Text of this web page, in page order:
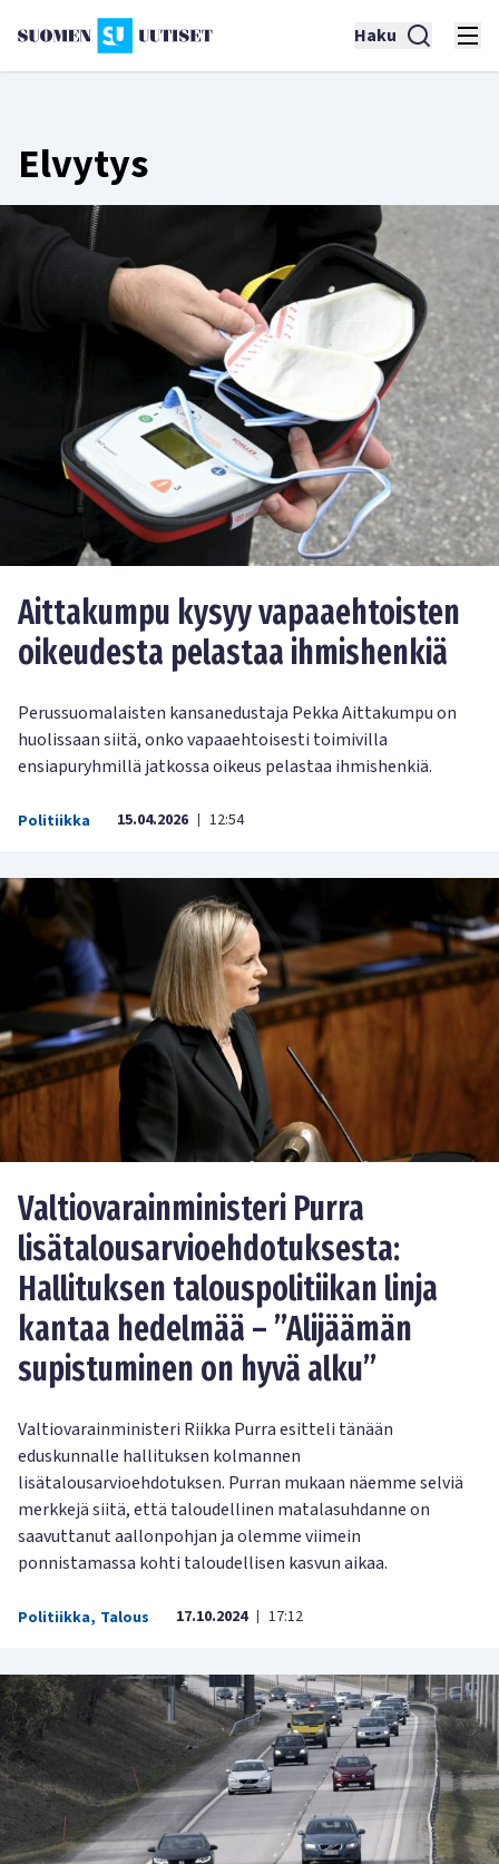
Haku
Elvytys
Aittakumpu kysyy vapaaehtoisten
oikeudesta pelastaa ihmishenkiä
Perussuomalaisten kansanedustaja Pekka Aittakumpu on
huolissaan siitä, onko vapaaehtoisesti toimivilla
ensiapuryhmillä jatkossa oikeus pelastaa ihmishenkiä.
Politiikka 15.04.2026 | 12:54
Valtiovarainministeri Purra
lisätalousarvioehdotuksesta:
Hallituksen talouspolitiikan linja
kantaa hedelmää – ”Alijäämän
supistuminen on hyvä alku”
Valtiovarainministeri Riikka Purra esitteli tänään
eduskunnalle hallituksen kolmannen
lisätalousarvioehdotuksen. Purran mukaan näemme selviä
merkkejä siitä, että taloudellinen matalasuhdanne on
saavuttanut aallonpohjan ja olemme viimein
ponnistamassa kohti taloudellisen kasvun aikaa.
Politiikka, Talous 17.10.2024 | 17:12